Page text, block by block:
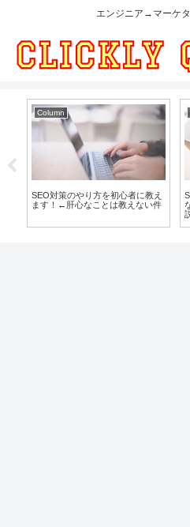
エンジニア→マーケ
Column
SEO対策のやり方を初心者に教え
ます！←肝心なことは教えない件